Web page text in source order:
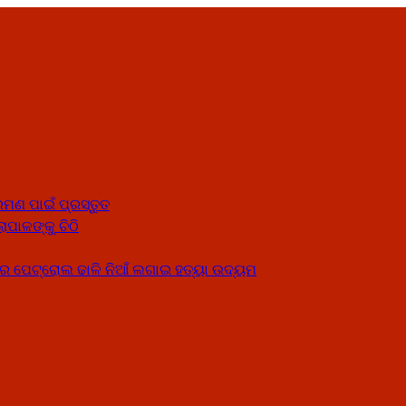
ପାଇଁ ପ୍ରସ୍ତୁତ
ଚିଠି
ପେଟ୍ରୋଲ ଢାଳି ନିଆଁ ଲଗାଇ ହତ୍ୟା ଉଦ୍ୟମ